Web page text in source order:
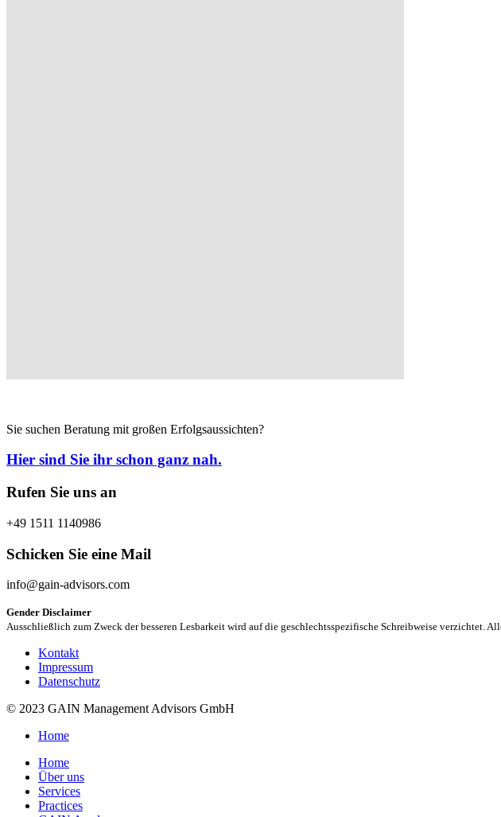
Sie suchen Beratung mit großen Erfolgsaussichten?
Hier sind Sie ihr schon ganz nah.
Rufen Sie uns an
+49 1511 1140986
Schicken Sie eine Mail
info@gain-advisors.com
Gender Disclaimer
Ausschließlich zum Zweck der besseren Lesbarkeit wird auf die geschlechtsspezifische Schreibweise verzichtet.
Kontakt
Impressum
Datenschutz
© 2023 GAIN Management Advisors GmbH
Home
Home
Über uns
Services
Practices